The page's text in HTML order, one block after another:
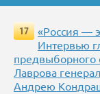
17
«Россия —
Интервью
предвыборного
Лаврова
Андрею